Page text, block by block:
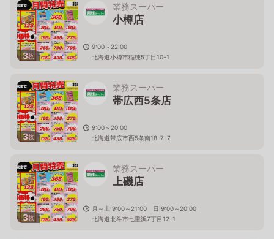
3枚
業務スーパー
小樽店
9:00～22:00
北海道小樽市稲穂5丁目10-1
3枚
業務スーパー
帯広西5条店
9:00～20:00
北海道帯広市西5条南18-7-7
3枚
業務スーパー
上磯店
月～土:9:00～21:00 日:9:00～20:00
北海道北斗市七重浜7丁目12-1